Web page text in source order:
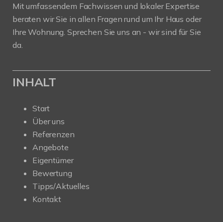
Mit umfassendem Fachwissen und lokaler Expertise
beraten wir Sie in allen Fragen rund um Ihr Haus oder
Ihre Wohnung. Sprechen Sie uns an - wir sind für Sie
da.
INHALT
Start
Über uns
Referenzen
Angebote
Eigentümer
Bewertung
Tipps/Aktuelles
Kontakt